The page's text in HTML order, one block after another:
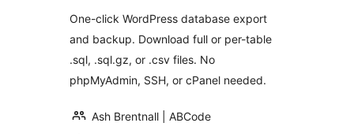
數
One-click WordPress database export
and backup. Download full or per-table
.sql, .sql.gz, or .csv files. No
phpMyAdmin, SSH, or cPanel needed.
Ash Brentnall | ABCode